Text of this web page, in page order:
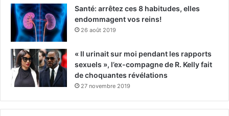
Santé: arrêtez ces 8 habitudes, elles
endommagent vos reins!
26 août 2019
« Il urinait sur moi pendant les rapports
sexuels », l’ex-compagne de R. Kelly fait
de choquantes révélations
27 novembre 2019